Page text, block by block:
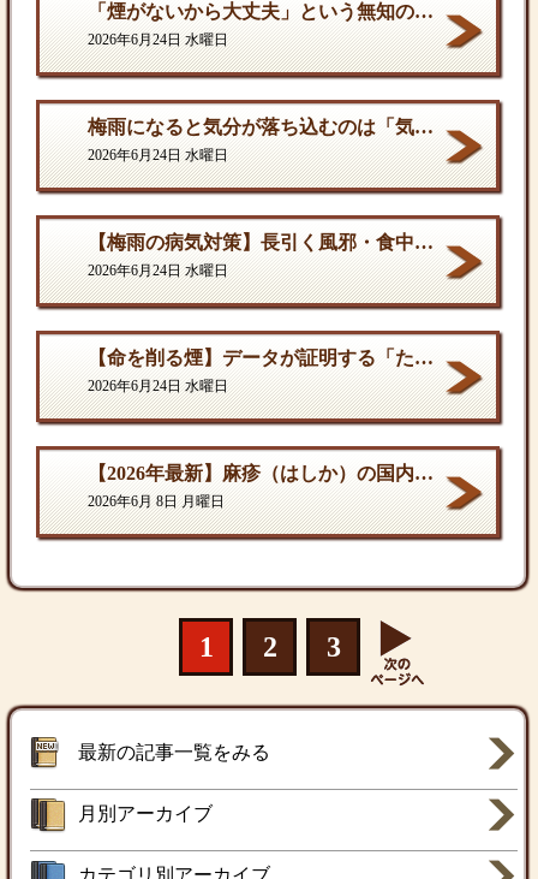
「煙がないから大丈夫」という無知の罪。となりに一人生息するだけで、そこは危険地帯である
2026年6月24日 水曜日
梅雨になると気分が落ち込むのは「気のせい」ではない
2026年6月24日 水曜日
【梅雨の病気対策】長引く風邪・食中毒・カビの脅威から体を守る方法
2026年6月24日 水曜日
【命を削る煙】データが証明する「たばこ関連死」の真実
2026年6月24日 水曜日
【2026年最新】麻疹（はしか）の国内流行状況と対策
2026年6月 8日 月曜日
1 2 3
最新の記事一覧をみる
月別アーカイブ
カテゴリ別アーカイブ